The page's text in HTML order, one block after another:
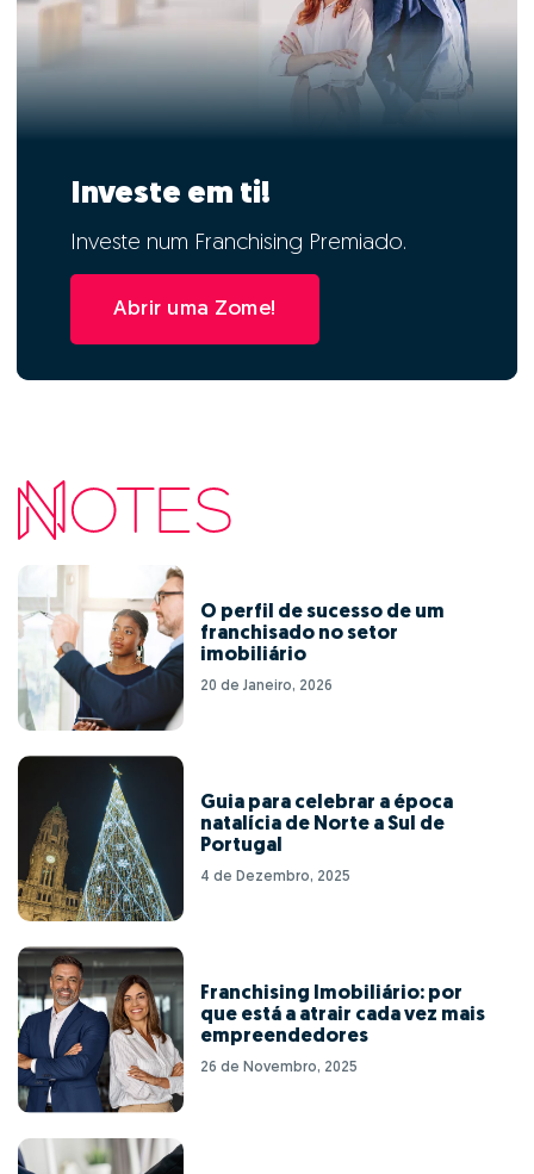
Investe em ti!
Investe num Franchising Premiado.
Abrir uma Zome!
O perfil de sucesso de um
franchisado no setor
imobiliário
20 de Janeiro, 2026
Guia para celebrar a época
natalícia de Norte a Sul de
Portugal
4 de Dezembro, 2025
Franchising Imobiliário: por
que está a atrair cada vez mais
empreendedores
26 de Novembro, 2025